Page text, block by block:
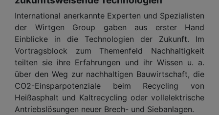
International anerkannte Experten und Spezialisten
der Wirtgen Group gaben aus erster Hand
Einblicke in die Technologien der Zukunft. Im
Vortragsblock zum Themenfeld Nachhaltigkeit
teilten sie ihre Erfahrungen und ihr Wissen u. a.
über den Weg zur nachhaltigen Bauwirtschaft, die
CO2-Einsparpotenziale beim Recycling von
Heißasphalt und Kaltrecycling oder vollelektrische
Antriebslösungen neuer Brech- und Siebanlagen.